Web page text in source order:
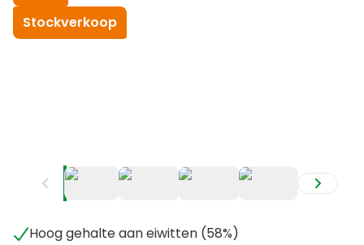
Stockverkoop
Hoog gehalte aan eiwitten (58%)